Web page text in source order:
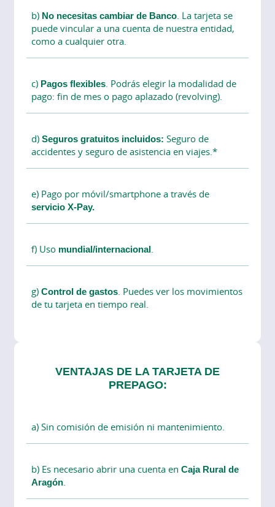
b) No necesitas cambiar de Banco . La tarjeta se
puede vincular a una cuenta de nuestra entidad,
como a cualquier otra.
c) Pagos flexibles . Podrás elegir la modalidad de
pago: fin de mes o pago aplazado (revolving).
d)Seguros gratuitos incluidos: Seguro de
accidentes y seguro de asistencia en viajes.*
e) Pago por móvil/smartphone a través de
servicio X-Pay.
f) Uso mundial/internacional
g)Control de gastos . Puedes ver los movimientos
de tu tarjeta en tiempo real.
VENTAJAS DE LA TARJETA DE
PREPAGO:
a) Sin comisión de emisión ni mantenimiento.
b) Es necesario abrir una cuenta enCaja Rural de
Aragón